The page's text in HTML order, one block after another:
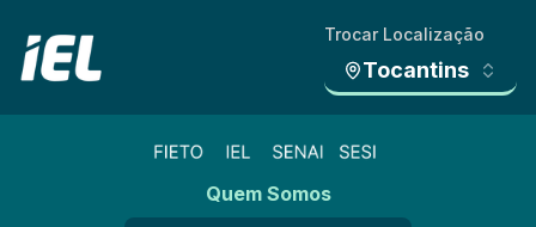
Trocar Localização
Tocantins
Quem Somos